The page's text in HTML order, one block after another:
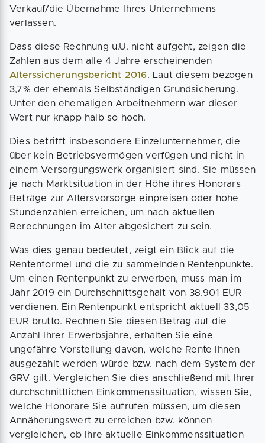
Verkauf/die Übernahme Ihres Unternehmens
verlassen.
Dass diese Rechnung u.U. nicht aufgeht, zeigen die
Zahlen aus dem alle 4 Jahre erscheinenden
Alterssicherungsbericht 2016. Laut diesem bezogen
3,7% der ehemals Selbständigen Grundsicherung.
Unter den ehemaligen Arbeitnehmern war dieser
Wert nur knapp halb so hoch.
Dies betrifft insbesondere Einzelunternehmer, die
über kein Betriebsvermögen verfügen und nicht in
einem Versorgungswerk organisiert sind. Sie müssen
je nach Marktsituation in der Höhe ihres Honorars
Beträge zur Altersvorsorge einpreisen oder hohe
Stundenzahlen erreichen, um nach aktuellen
Berechnungen im Alter abgesichert zu sein.
Was dies genau bedeutet, zeigt ein Blick auf die
Rentenformel und die zu sammelnden Rentenpunkte.
Um einen Rentenpunkt zu erwerben, muss man im
Jahr 2019 ein Durchschnittsgehalt von 38.901 EUR
verdienen. Ein Rentenpunkt entspricht aktuell 33,05
EUR brutto. Rechnen Sie diesen Betrag auf die
Anzahl Ihrer Erwerbsjahre, erhalten Sie eine
ungefähre Vorstellung davon, welche Rente Ihnen
ausgezahlt werden würde bzw. nach dem System der
GRV gilt. Vergleichen Sie dies anschließend mit Ihrer
durchschnittlichen Einkommenssituation, wissen Sie,
welche Honorare Sie aufrufen müssen, um diesen
Annäherungswert zu erreichen bzw. können
vergleichen, ob Ihre aktuelle Einkommenssituation